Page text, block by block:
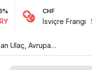
CHF
İsviçre Frangı
Ulaç, Avrupa
Türkiye Milli